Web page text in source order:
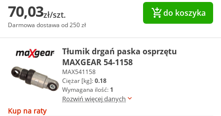
70,03zł/szt.
Darmowa dostawa od 250 zł
do koszyka
Tłumik drgań paska osprzętu
MAXGEAR 54-1158
MAX541158
Ciężar [kg]:0.18
Wymagana ilość: 1
Rozwiń więcej danych
Kup na raty